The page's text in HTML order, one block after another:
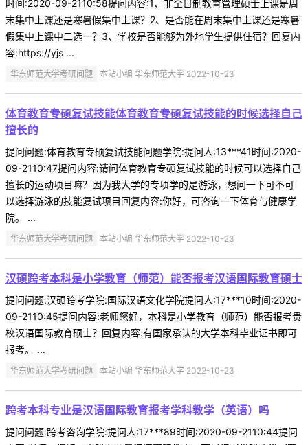
时间:2020-09-2110:58提问内容:1、非全日制教育管理硕士上课是周
末集中上课还是寒暑假集中上课？2、是否能在周末集中上课还是寒暑
假集中上课中二选一？3、学校是否能够为外地学生提供住宿？回复内
容:https://yjs ...
华东师范大学考研问题 本站小编 华东师范大学 2022-10-23
体育教育专硕复试技能体育教育专硕复试技能的时候选择自己
擅长的
提问问题:体育教育专硕复试技能问题学院:提问人:13***41时间:2020-
09-2110:47提问内容:请问体育教育专硕复试技能的时候可以选择自己
擅长的运动项目嘛？因为我大学的专项学的是游泳，想问一下可不可
以选择游泳的技能复试项目回复内容:你好，可咨询一下体育与健康学
院。 ...
华东师范大学考研问题 本站小编 华东师范大学 2022-10-23
汉硕跨考本科是小学教育（师范）能否报考汉语国际教育硕士
提问问题:汉硕跨考学院:国际汉语文化学院提问人:17***10时间:2020-
09-2110:45提问内容:老师您好，本科是小学教育（师范）能否报考贵
校汉语国际教育硕士？回复内容:有国家承认的大学本科毕业证书即可
报考。 ...
华东师范大学考研问题 本站小编 华东师范大学 2022-10-23
跨考本科专业是汉语国际教育报考学科教学（英语）吗
提问问题:跨考咨询学院:提问人:17***89时间:2020-09-2110:44提问